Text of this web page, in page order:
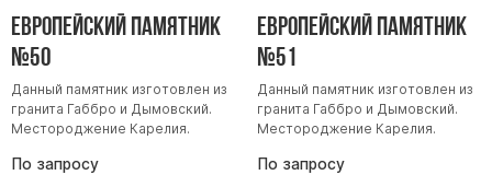
Европейский памятник
№50
Данный памятник изготовлен из
гранита Габбро и Дымовский.
Местороджение Карелия.
По запросу
Европейский памятник
№51
Данный памятник изготовлен из
гранита Габбро и Дымовский.
Местороджение Карелия.
По запросу